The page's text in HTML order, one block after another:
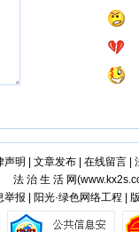
声明 文章发布| 在线留言|
法 治 生 活 网(
举报 | 阳光·绿色网络工程 |